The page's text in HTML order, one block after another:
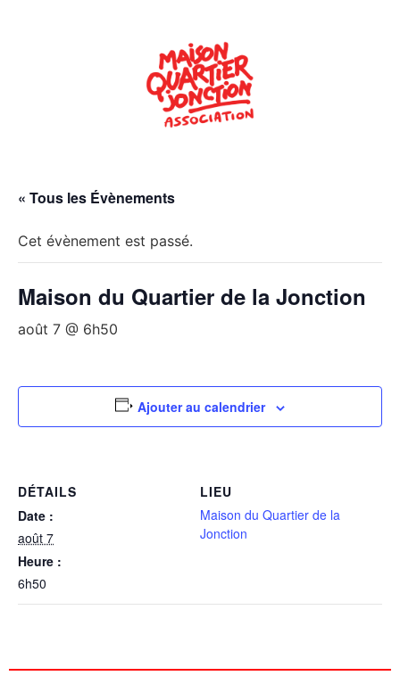
« Tous les Évènements
Cet évènement est passé.
Maison du Quartier de la Jonction
août 7 @ 6h50
Ajouter au calendrier
DÉTAILS
Date :
août 7
Heure :
6h50
LIEU
Maison du Quartier de la
Jonction